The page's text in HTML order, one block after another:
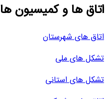
اتاق ها و کمیسیون ها
اتاق های شهرستان
تشکل های ملی
تشکل های استانی